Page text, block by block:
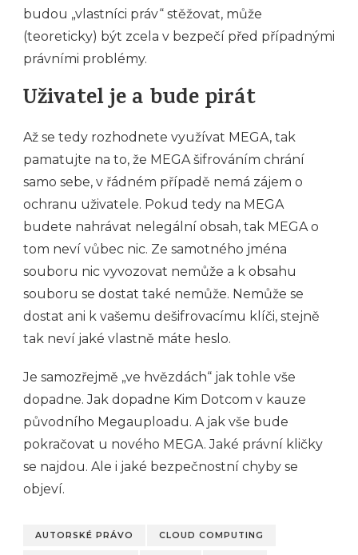
budou „vlastníci práv“ stěžovat, může
(teoreticky) být zcela v bezpečí před případnými
právními problémy.
Uživatel je a bude pirát
Až se tedy rozhodnete využívat MEGA, tak
pamatujte na to, že MEGA šifrováním chrání
samo sebe, v řádném případě nemá zájem o
ochranu uživatele. Pokud tedy na MEGA
budete nahrávat nelegální obsah, tak MEGA o
tom neví vůbec nic. Ze samotného jména
souboru nic vyvozovat nemůže a k obsahu
souboru se dostat také nemůže. Nemůže se
dostat ani k vašemu dešifrovacímu klíči, stejně
tak neví jaké vlastně máte heslo.
Je samozřejmě „ve hvězdách“ jak tohle vše
dopadne. Jak dopadne Kim Dotcom v kauze
původního Megauploadu. A jak vše bude
pokračovat u nového MEGA. Jaké právní kličky
se najdou. Ale i jaké bezpečnostní chyby se
objeví.
AUTORSKÉ PRÁVO CLOUD COMPUTING